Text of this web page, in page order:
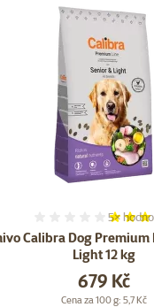
Calibra Dog Premium
Light 12 kg
5×
Cena
679 Kč
Cena za 100 g: 5,7 Kč